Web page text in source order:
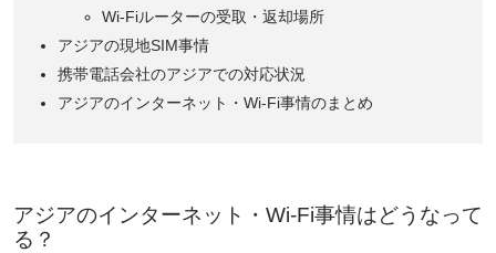
Wi-Fiルーターの受取・返却場所
アジアの現地SIM事情
携帯電話会社のアジアでの対応状況
アジアのインターネット・Wi-Fi事情のまとめ
アジアのインターネット・Wi-Fi事情はどうなって
る？